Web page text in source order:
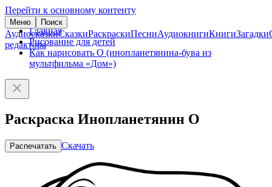
Перейти к основному контенту
Меню Поиск
АудиосказкиСказкиРаскраскиПесниАудиокнигиКнигиЗагадки
редактора
Главная
Рисование для детей
Как нарисовать О (инопланетянина-бува из
мультфильма «Дом»)
Раскраска Инопланетянин О
Распечатать Скачать